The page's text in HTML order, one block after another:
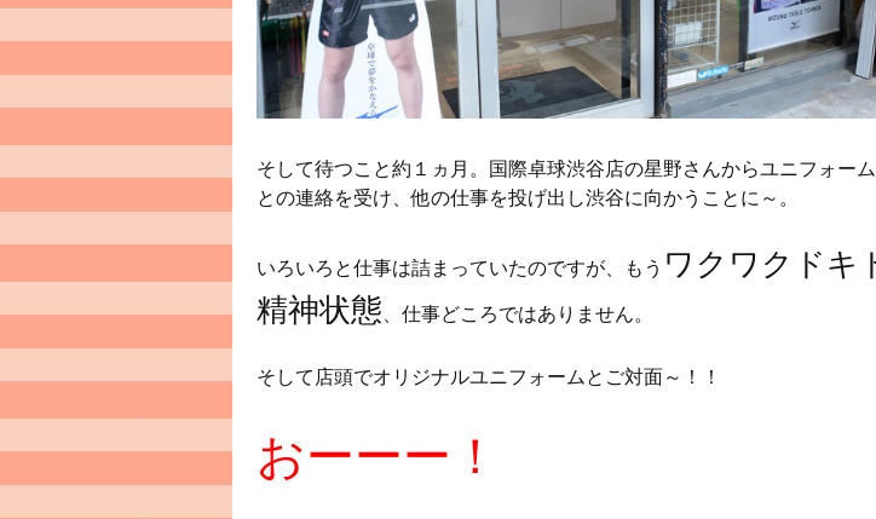
そして待つこと約１ヵ月。国際卓球渋谷店の星野さんからユニフォー
との連絡を受け、他の仕事を投げ出し渋谷に向かうことに～。
いろいろと仕事は詰まっていたのですが、もう ワクワクドキ
精神状態、仕事どころではありません。
そして店頭でオリジナルユニフォームとご対面～！！
おーーー！